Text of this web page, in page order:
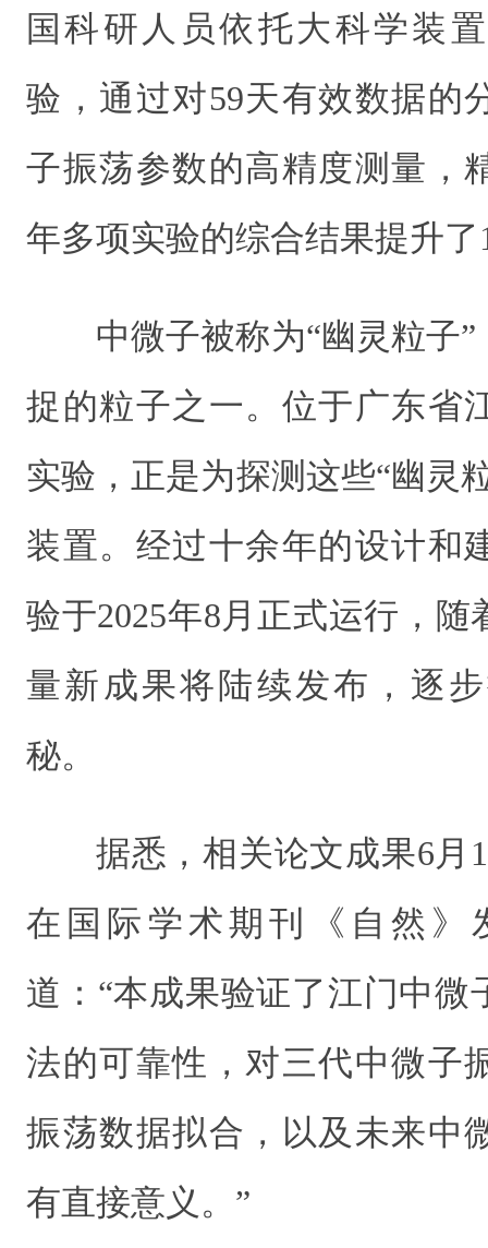
国科研人员依托大科学装
验，通过对59天有效数据的
子振荡参数的高精度测量，
年多项实验的综合结果提升了
中微子被称为“幽灵粒子
捉的粒子之一。位于广东省
实验，正是为探测这些“幽灵
装置。经过十余年的设计和
验于2025年8月正式运行，
量新成果将陆续发布，逐
秘。
据悉，相关论文成果6月
在国际学术期刊《自然》
道：“本成果验证了江门中微
法的可靠性，对三代中微子
振荡数据拟合，以及未来中
有直接意义。”